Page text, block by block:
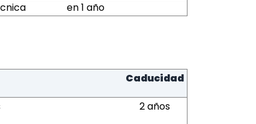
en 1 año
Caducidad
2 años